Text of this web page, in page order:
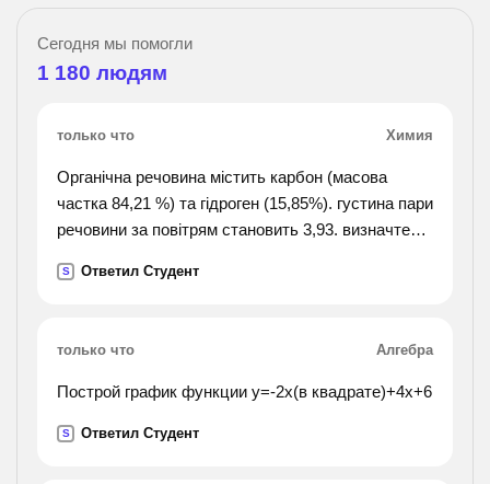
Сегодня мы помогли
1 180 людям
только что Химия
Органічна речовина містить карбон (масова
частка 84,21 %) та гідроген (15,85%). густина пари
речовини за повітрям становить 3,93. визначте
S Ответил Студент
только что Алгебра
Построй график функции у=-2х(в квадрате)+4х+6
S Ответил Студент